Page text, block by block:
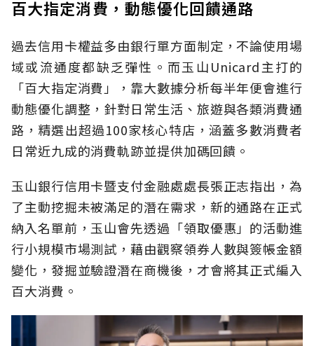
百大指定消費，動態優化回饋通路
過去信用卡權益多由銀行單方面制定，不論使用場
域或流通度都缺乏彈性。而玉山Unicard主打的
「百大指定消費」，靠大數據分析每半年便會進行
動態優化調整，針對日常生活、旅遊與各類消費通
路，精選出超過100家核心特店，涵蓋多數消費者
日常近九成的消費軌跡並提供加碼回饋。
玉山銀行信用卡暨支付金融處處長張正志指出，為
了主動挖掘未被滿足的潛在需求，新的通路在正式
納入名單前，玉山會先透過「領取優惠」的活動進
行小規模市場測試，藉由觀察領券人數與簽帳金額
變化，發掘並驗證潛在商機後，才會將其正式編入
百大消費。